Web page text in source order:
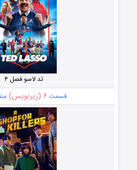
تد لاسو فصل ۴
قسمت ۶ (زیرنویس)